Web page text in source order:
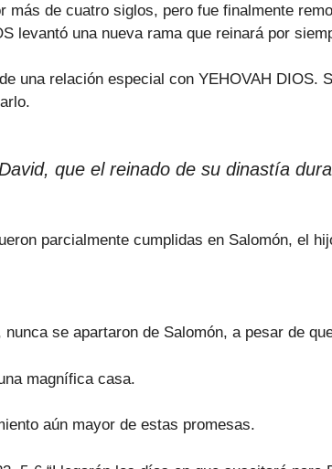
de cuatro siglos, pero fue finalmente
levantó una nueva rama que reinará por
una relación especial con YEHOVAH DIOS.
que el reinado de su dinastía
parcialmente cumplidas en Salomón, el
se apartaron de Salomón, a pesar de
magnífica casa.
aún mayor de estas promesas.